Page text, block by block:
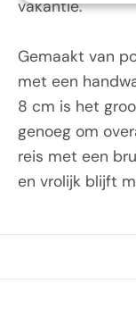
vakantie.
Gemaakt van
met een
8 cm is het
genoeg om
reis met een
en vrolijk blijft